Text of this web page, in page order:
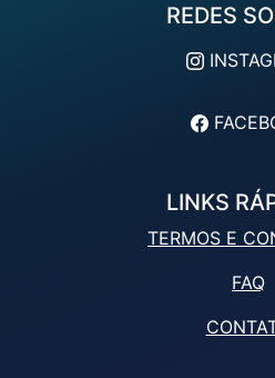
REDES
LINKS
TERMOS E
FAQ